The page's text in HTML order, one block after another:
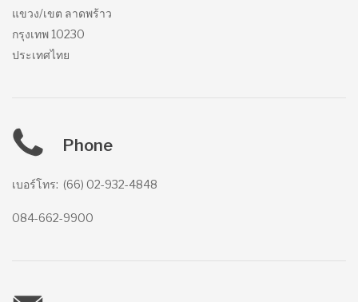
แขวง/เขต ลาดพร้าว
กรุงเทพ 10230
ประเทศไทย
Phone
เบอร์โทร: (66) 02-932-4848
084-662-9900